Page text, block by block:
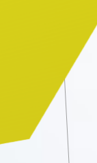
健康
人的
人権
責任
顧客